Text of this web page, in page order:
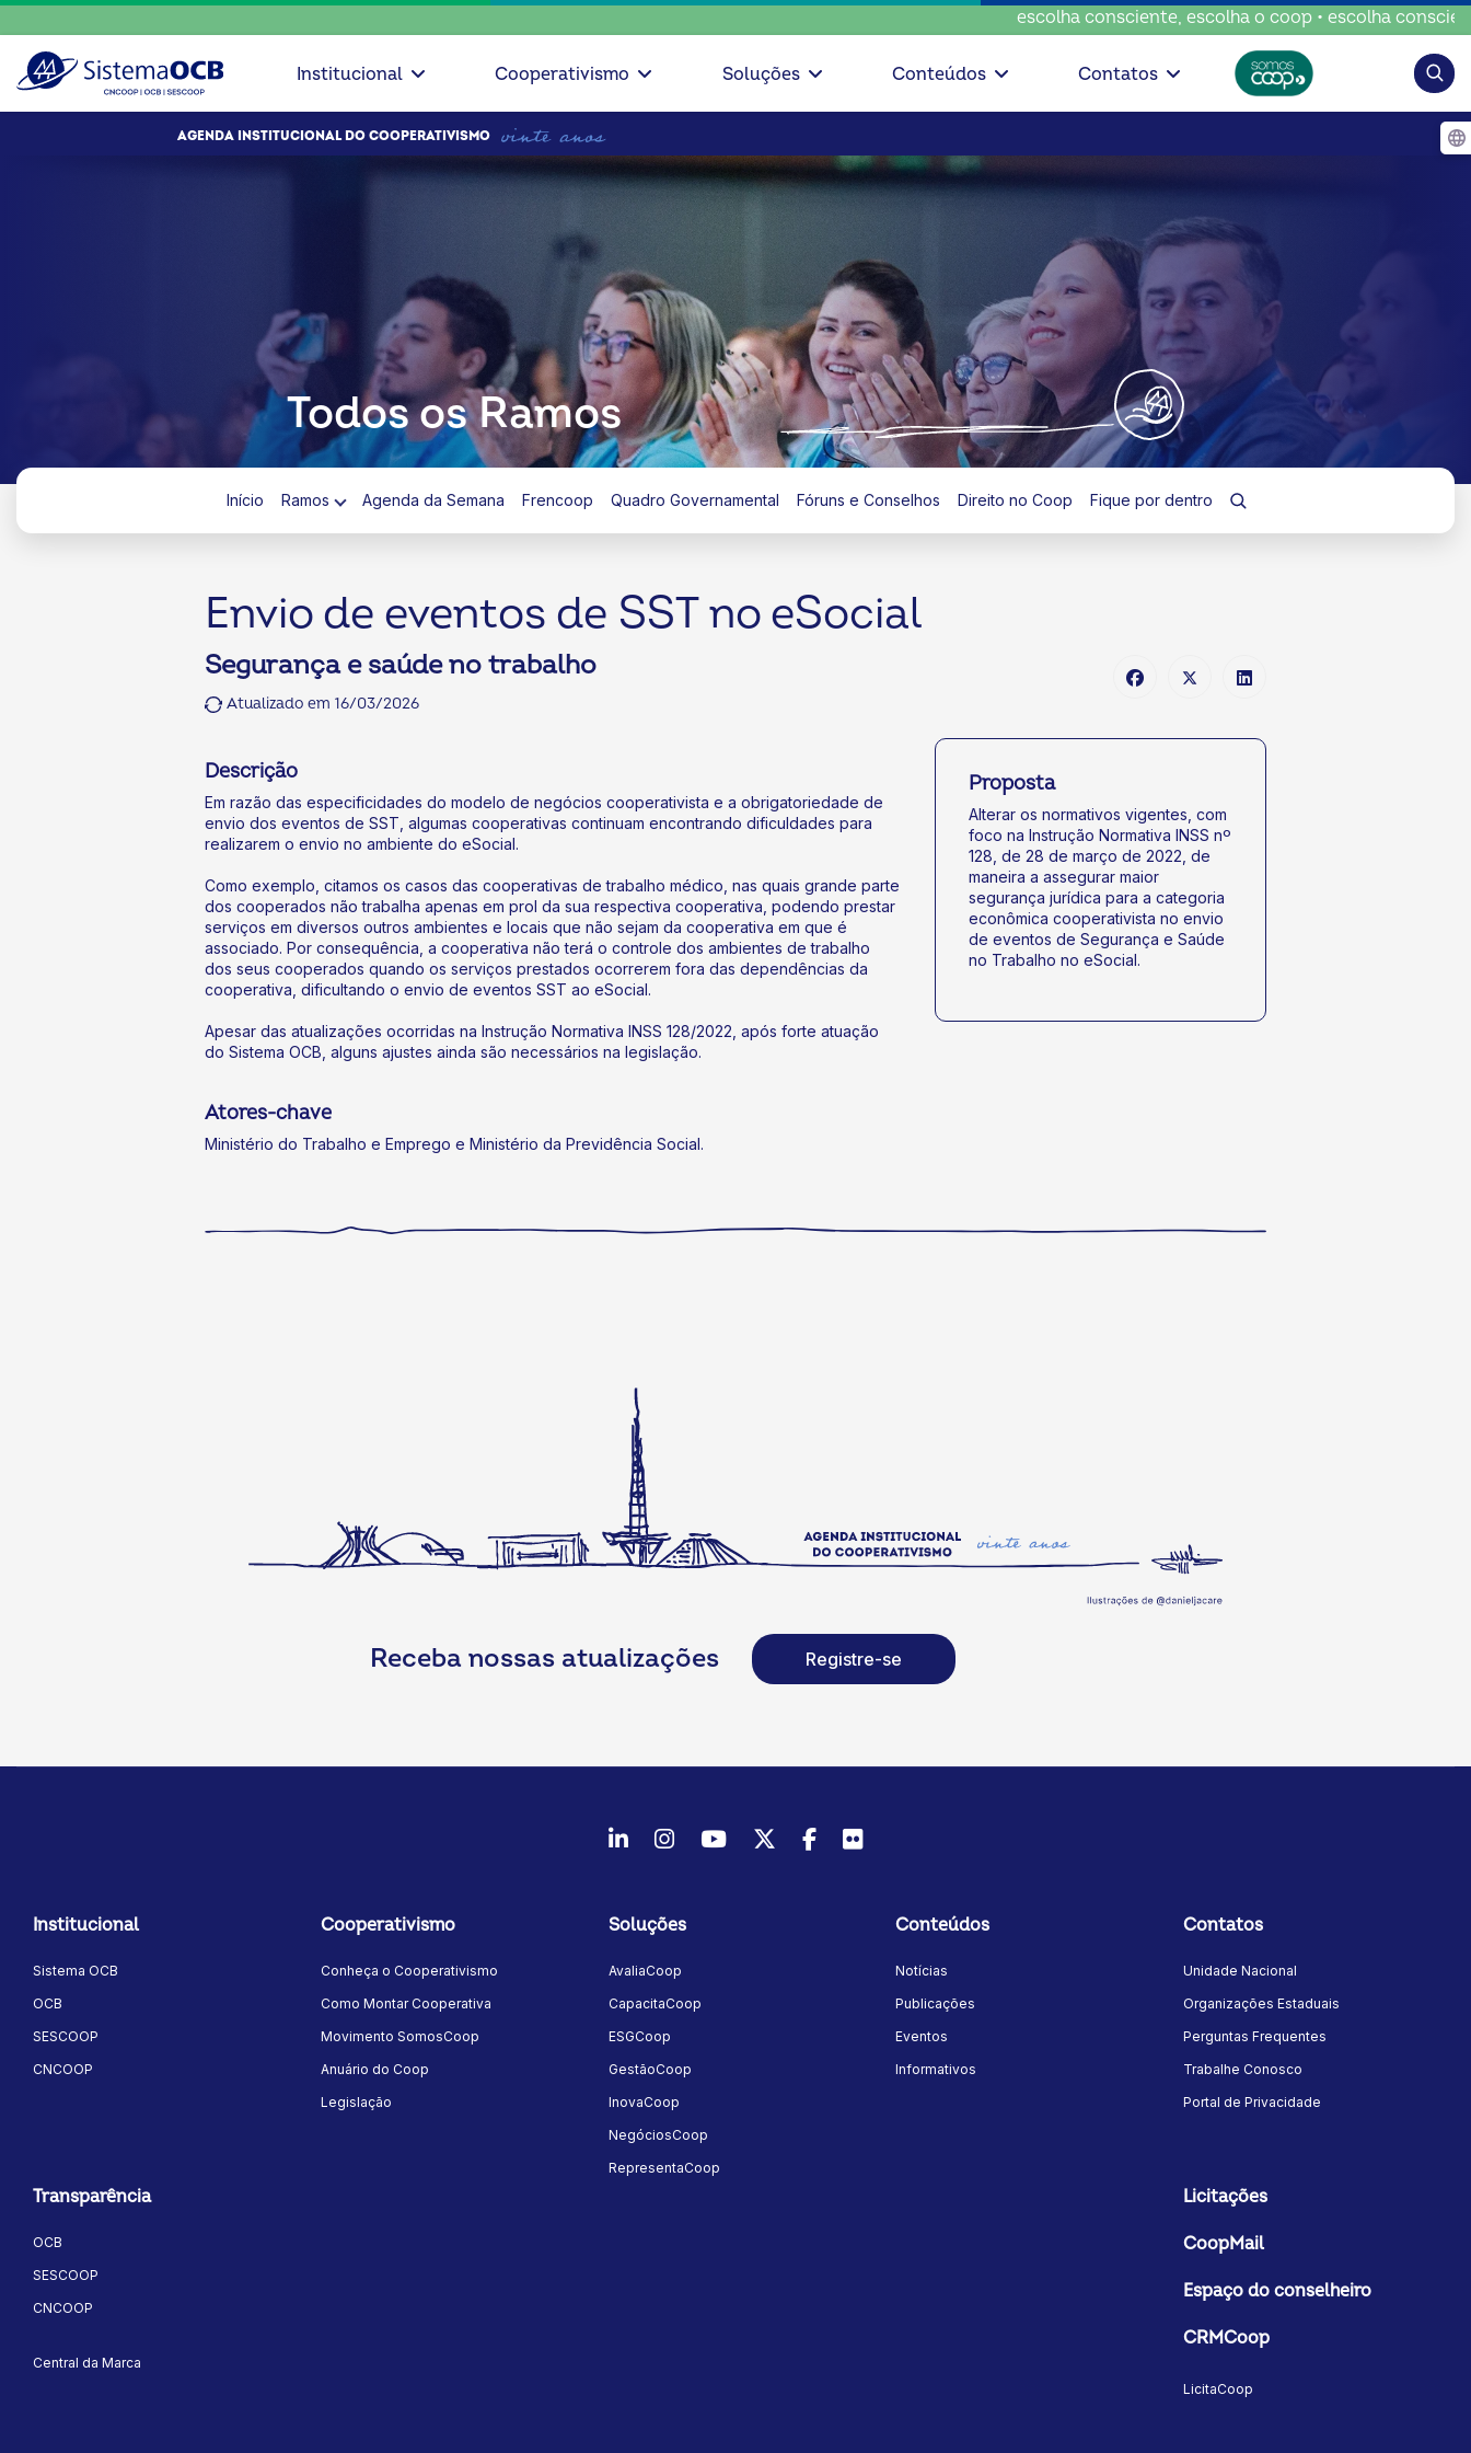
escolha consciente, escolha o coop • escolha consciente,
Institucional Cooperativismo Soluções Conteúdos Contatos
AGENDA INSTITUCIONAL DO COOPERATIVISMO
Todos os Ramos
Início Ramos Agenda da Semana Frencoop Quadro Governamental Fóruns e Conselhos Direito no Coop Fique por dentro
Envio de eventos de SST no eSocial
Segurança e saúde no trabalho
Atualizado em 16/03/2026
Descrição
Em razão das especificidades do modelo de negócios cooperativista e a obrigatoriedade de
envio dos eventos de SST, algumas cooperativas continuam encontrando dificuldades para
realizarem o envio no ambiente do eSocial.
Como exemplo, citamos os casos das cooperativas de trabalho médico, nas quais grande parte
dos cooperados não trabalha apenas em prol da sua respectiva cooperativa, podendo prestar
serviços em diversos outros ambientes e locais que não sejam da cooperativa em que é
associado. Por consequência, a cooperativa não terá o controle dos ambientes de trabalho
dos seus cooperados quando os serviços prestados ocorrerem fora das dependências da
cooperativa, dificultando o envio de eventos SST ao eSocial.
Apesar das atualizações ocorridas na Instrução Normativa INSS 128/2022, após forte atuação
do Sistema OCB, alguns ajustes ainda são necessários na legislação.
Atores-chave
Ministério do Trabalho e Emprego e Ministério da Previdência Social.
Proposta
Alterar os normativos vigentes, com
foco na Instrução Normativa INSS nº
128, de 28 de março de 2022, de
maneira a assegurar maior
segurança jurídica para a categoria
econômica cooperativista no envio
de eventos de Segurança e Saúde
no Trabalho no eSocial.
Receba nossas atualizações Registre-se
LinkedInInstagram
YoutubeTwitter/X
Facebook
Flickr
Institucional
Sistema OCB
OCB
SESCOOP
CNCOOP
Cooperativismo
Conheça o Cooperativismo
Como Montar Cooperativa
Movimento SomosCoop
Anuário do Coop
Legislação
Soluções
AvaliaCoop
CapacitaCoop
ESGCoop
GestãoCoop
InovaCoop
NegóciosCoop
RepresentaCoop
Conteúdos
Notícias
Publicações
Eventos
Informativos
Contatos
Unidade Nacional
Organizações Estaduais
Perguntas Frequentes
Trabalhe Conosco
Portal de Privacidade
Transparência
OCB
SESCOOP
CNCOOP
Central da Marca
Licitações
CoopMail
Espaço do conselheiro
CRMCoop
LicitaCoop